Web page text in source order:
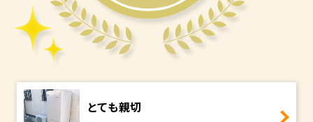
とても親切